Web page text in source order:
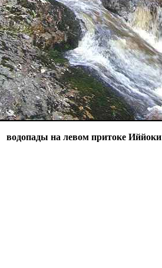
водопады на левом притоке Иййоки